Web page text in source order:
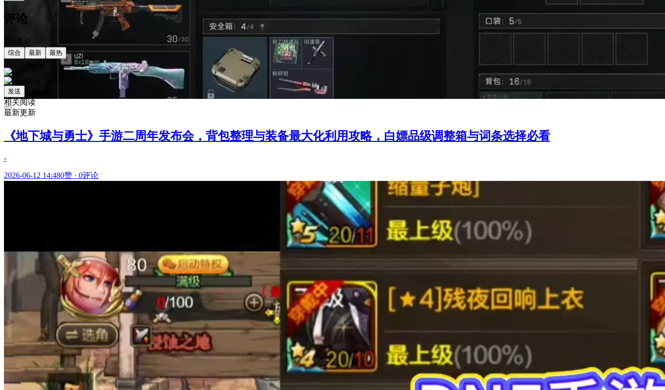
评论
共0条评论
综合 最新 最热
发送
相关阅读
最新更新
《地下城与勇士》手游二周年发布会，背包整理与装备最大化利用攻略，白嫖品级调整箱与词条选择必看
-
2026-06-12 14:480赞 · 0评论